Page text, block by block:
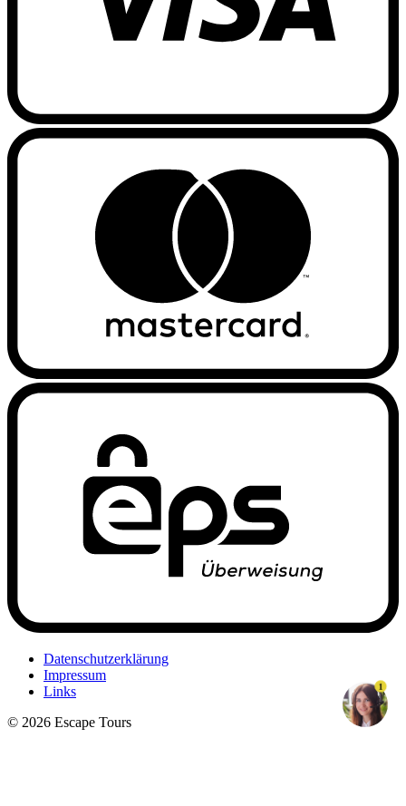
Datenschutzerklärung
Impressum
Links
© 2026 Escape Tours
1